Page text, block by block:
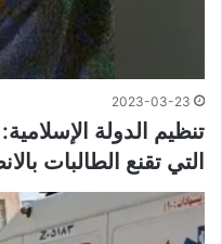
2023-03-23
تنظيم الدولة
التي تقنع الطالبات